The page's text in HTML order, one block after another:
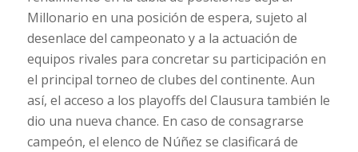
Millonario en una posición de espera, sujeto al
desenlace del campeonato y a la actuación de
equipos rivales para concretar su participación en
el principal torneo de clubes del continente. Aun
así, el acceso a los playoffs del Clausura también le
dio una nueva chance. En caso de consagrarse
campeón, el elenco de Núñez se clasificará de